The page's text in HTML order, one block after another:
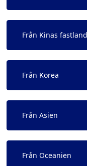
Från Kinas fastland
Från Korea
Från Asien
Från Oceanien